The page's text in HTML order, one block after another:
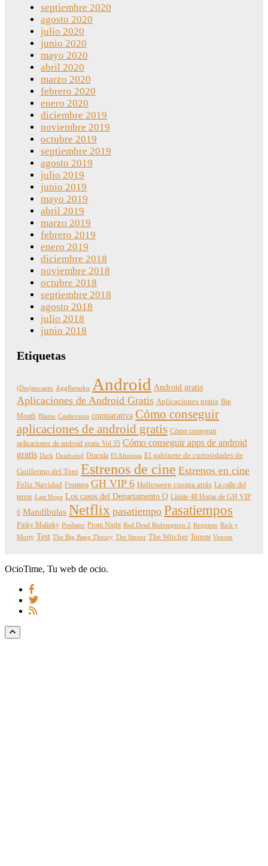
septiembre 2020
agosto 2020
julio 2020
junio 2020
mayo 2020
abril 2020
marzo 2020
febrero 2020
enero 2020
diciembre 2019
noviembre 2019
octubre 2019
septiembre 2019
agosto 2019
julio 2019
junio 2019
mayo 2019
abril 2019
marzo 2019
febrero 2019
enero 2019
diciembre 2018
noviembre 2018
octubre 2018
septiembre 2018
agosto 2018
julio 2018
junio 2018
Etiquetas
(Des)encanto AggRetsuko Android Android gratis
Aplicaciones de Android Gratis Aplicaciones gratis Big
Mouth Blame Castlevania comparativa Cómo conseguir
aplicaciones de android gratis Cómo conseguir
aplicaciones de android gratis Vol 35 Cómo conseguir apps de android
gratis Dark Deadwind Dracula El Alienista El gabinete de curiosidades de
Guillermo del Toro Estrenos de cine Estrenos en cine
Feliz Navidad Frontera GH VIP 6 Halloween cuenta atrás La calle del
terror Last Hope Los casos del Departamento Q Límite 48 Horas de GH VIP
6 Mandíbulas Netflix pasatiempo Pasatiempos
Pinky Malinky Predator Prom Night Red Dead Redemption 2 Requiem Rick y
Morty Test The Big Bang Theory The Sinner The Witcher Torrent Venom
OcioTime, Tu web de ocio.